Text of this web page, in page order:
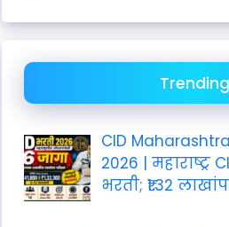
Trending
CID
2026 | महाराष्ट्र
भरती; ₹1.32